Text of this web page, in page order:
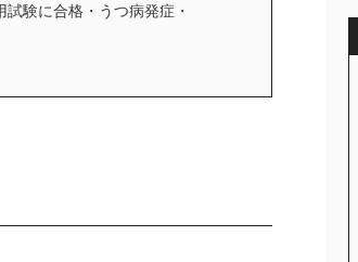
験に合格・うつ病発症・